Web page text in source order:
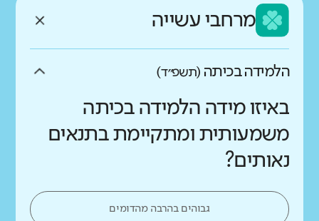
מרחבי עשייה
הלמידה בכיתה (תשפ״ד)
באיזו מידה הלמידה בכיתה
משמעותית ומתקיימת בתנאים
נאותים?
גבוהים בהרבה מהדומים